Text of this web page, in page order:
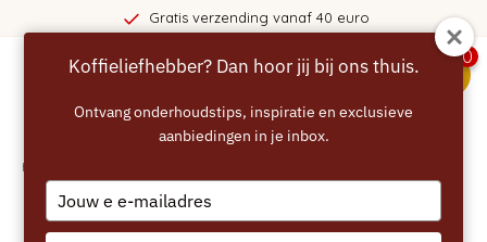
Gratis verzending vanaf 40 euro
0
Home
Koffieliefhebber? Dan hoor jij bij ons thuis.
Ontvang onderhoudstips, inspiratie en exclusieve
aanbiedingen in je inbox.
Type
your